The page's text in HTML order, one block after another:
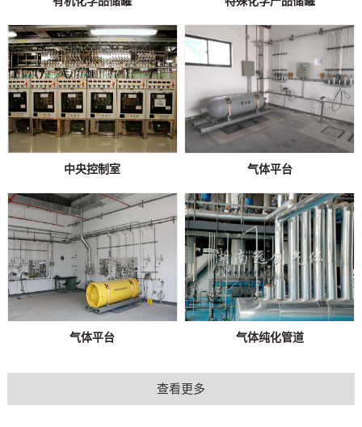
中央控制室 气体平台
气体平台 气体纯化管道
查看更多